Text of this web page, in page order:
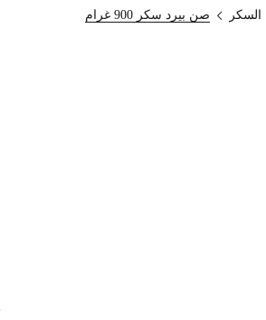
السكر صن بيرد سكر 900 غرام